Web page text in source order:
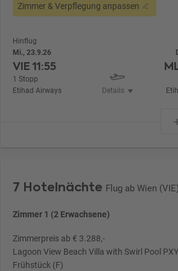
Zimmer & Verpflegung anpassen
Hinflug
Mi., 23.9.26
VIE11:55
1 Stopp
Etihad Airways
Details
7 Hotelnächte Flug ab Wien (VIE)
Zimmer 1 (2 Erwachsene)
Zimmerpreis ab € 3.288,-
Lagoon View Beach Villa with Swirl Pool
Frühstück (F)